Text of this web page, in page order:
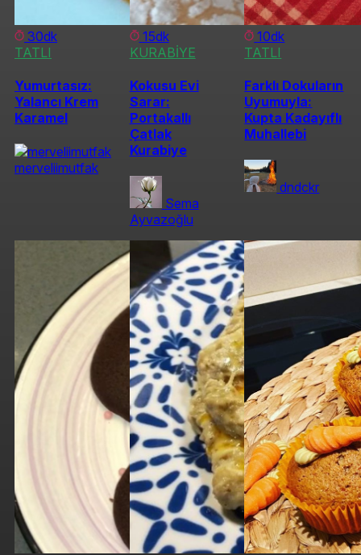
30dk
TATLI
Yumurtasız:
Yalancı Krem
Karamel
merveliimutfak
15dk
KURABİYE
Kokusu Evi
Sarar:
Portakallı
Çatlak
Kurabiye
Sema
Ayvazoğlu
10dk
TATLI
Farklı Dokuların
Uyumuyla:
Kupta Kadayıflı
Muhallebi
dndckr